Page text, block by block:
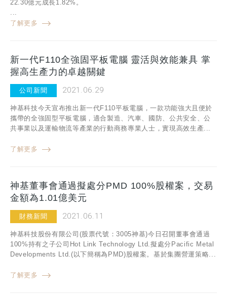
22.30億元成長1.82%。
了解更多
新一代F110全強固平板電腦 靈活與效能兼具 掌
握高生產力的卓越關鍵
公司新聞 2021.06.29
神基科技今天宣布推出新一代F110平板電腦，一款功能強大且便於
攜帶的全強固型平板電腦，適合製造、汽車、國防、公共安全、公
共事業以及運輸物流等產業的行動商務專業人士，實現高效生產...
了解更多
神基董事會通過擬處分PMD 100%股權案，交易
金額為1.01億美元
財務新聞 2021.06.11
神基科技股份有限公司(股票代號：3005神基)今日召開董事會通過
100%持有之子公司Hot Link Technology Ltd.擬處分Pacific Metal
Developments Ltd.(以下簡稱為PMD)股權案。基於集團營運策略...
了解更多